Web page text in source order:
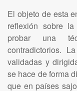
El objeto de esta
reflexión sobre
probar una
contradictorios.
validadas y
se hace de forma
que en países